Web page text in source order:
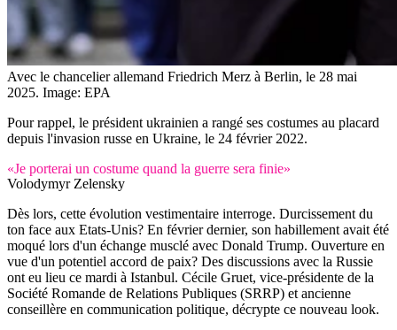
Avec le chancelier allemand Friedrich Merz à Berlin, le 28 mai
2025. Image: EPA
Pour rappel, le président ukrainien a rangé ses costumes au placard
depuis l'invasion russe en Ukraine, le 24 février 2022.
«Je porterai un costume quand la guerre sera finie»
Volodymyr Zelensky
Dès lors, cette évolution vestimentaire interroge. Durcissement du
ton face aux Etats-Unis? En février dernier, son habillement avait été
moqué lors d'un échange musclé avec Donald Trump. Ouverture en
vue d'un potentiel accord de paix? Des discussions avec la Russie
ont eu lieu ce mardi à Istanbul. Cécile Gruet, vice-présidente de la
Société Romande de Relations Publiques (SRRP) et ancienne
conseillère en communication politique, décrypte ce nouveau look.